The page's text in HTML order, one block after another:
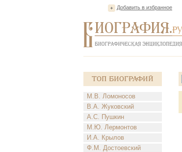
Добавить в избранное
Топ Биографий
М.В. Ломоносов
В.А. Жуковский
А.С. Пушкин
М.Ю. Лермонтов
И.А. Крылов
Ф.М. Достоевский